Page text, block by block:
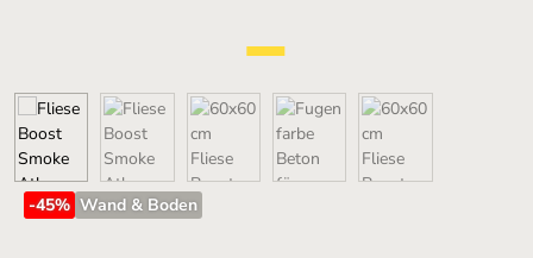
-45% Wand & Boden